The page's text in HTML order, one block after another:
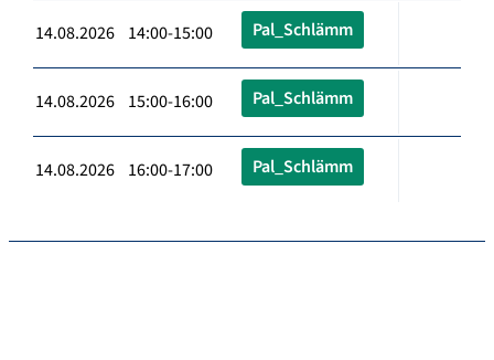
14.08.2026 14:00-15:00 Pal_Schlämm
14.08.2026 15:00-16:00 Pal_Schlämm
14.08.2026 16:00-17:00 Pal_Schlämm